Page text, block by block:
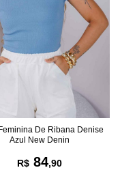
De Ribana Denise
Azul New Denin
R$84,90